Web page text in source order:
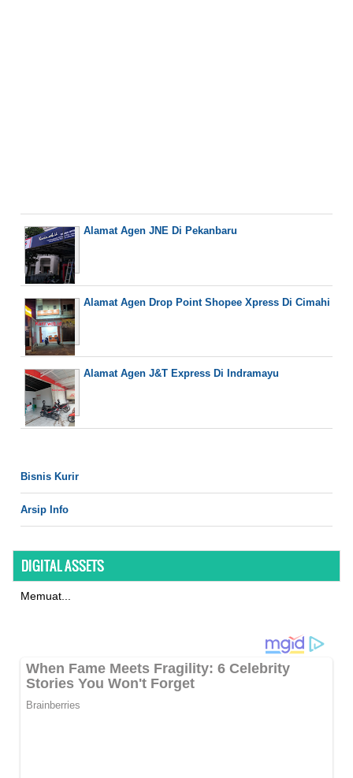
Alamat Agen JNE Di Pekanbaru
Alamat Agen Drop Point Shopee Xpress Di Cimahi
Alamat Agen J&T Express Di Indramayu
Bisnis Kurir
Arsip Info
DIGITAL ASSETS
Memuat...